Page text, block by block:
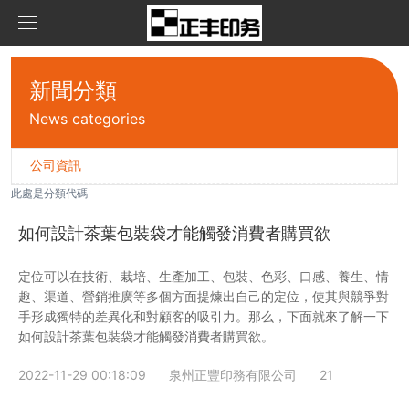
產品中心
茶葉真空包裝袋
面膜鋁箔包裝袋
新聞資訊
在線留言
新聞分類
News categories
公司資訊
此處是分類代碼
如何設計茶葉包裝袋才能觸發消費者購買欲
定位可以在技術、栽培、生產加工、包裝、色彩、口感、養生、情
趣、渠道、營銷推廣等多個方面提煉出自己的定位，使其與競爭對
手形成獨特的差異化和對顧客的吸引力。那么，下面就來了解一下
如何設計茶葉包裝袋才能觸發消費者購買欲。
2022-11-29 00:18:09 泉州正豐印務有限公司 21